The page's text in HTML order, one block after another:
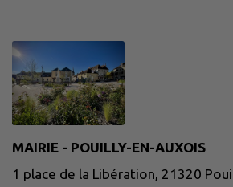
MAIRIE - POUILLY-EN-AUXOIS
1 place de la Libération, 21320